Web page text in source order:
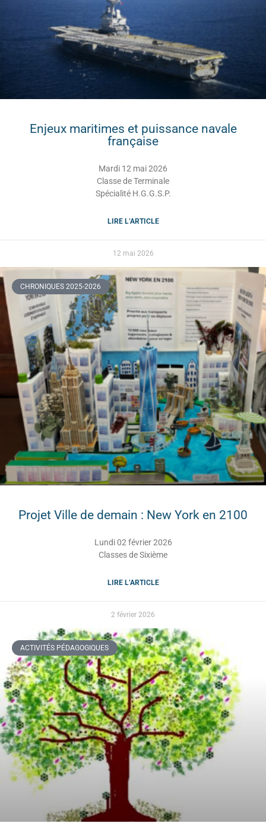
Enjeux maritimes et puissance navale
française
Mardi 12 mai 2026
Classe de Terminale
Spécialité H.G.G.S.P.
LIRE L’ARTICLE
12 mai 2026
CHRONIQUES 2025-2026
Projet Ville de demain : New York en 2100
Lundi 02 février 2026
Classes de Sixième
LIRE L’ARTICLE
2 février 2026
ACTIVITÉS PÉDAGOGIQUES